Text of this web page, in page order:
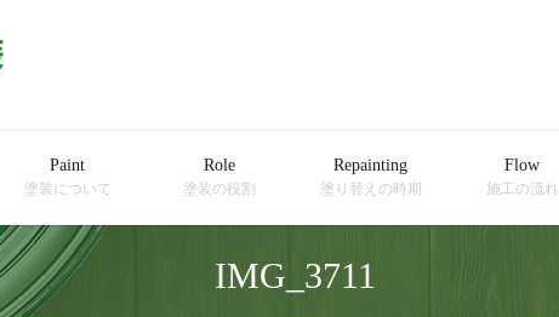
Paint
塗装について
Role
塗装の役割
Repainting
塗り替えの時期
Flow
施工の流れ
IMG_3711